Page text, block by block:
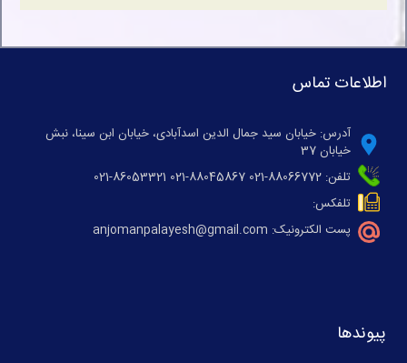
اطلاعات تماس
آدرس: خیابان سید جمال الدین اسدآبادی، خیابان ابن سینا، نبش
خیابان 37
تلفن: 88066772-021 88045867-021 86053321-021
تلفکس:
پست الکترونیک: anjomanpalayesh@gmail.com
پیوندها